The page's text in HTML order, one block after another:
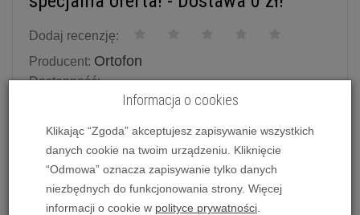
Dodaj recenzję:
Producent: Ortofon
Dostępność:
Potwierdź dostępność mailowo lub telefonicznie.
dostawcy.
Powiadom o dostępności
Informacja o cookies
Klikając “Zgoda” akceptujesz zapisywanie wszystkich
danych cookie na twoim urządzeniu. Kliknięcie
“Odmowa” oznacza zapisywanie tylko danych
niezbędnych do funkcjonowania strony. Więcej
informacji o cookie w polityce prywatności